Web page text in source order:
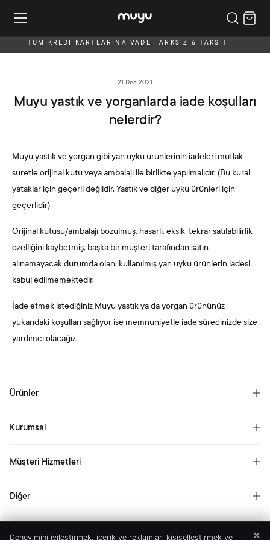
TÜM KREDİ KARTLARINA VADE FARKSIZ 6 TAKSİT
21 Dec 2021
Muyu yastık ve yorganlarda iade koşulları
nelerdir?
Muyu yastık ve yorgan gibi yan uyku ürünlerinin iadeleri mutlak
suretle orijinal kutu veya ambalajı ile birlikte yapılmalıdır. (Bu kural
yataklar için geçerli değildir. Yastık ve diğer uyku ürünleri için
geçerlidir)
Orijinal kutusu/ambalajı bozulmuş, hasarlı, eksik, tekrar satılabilirlik
özelliğini kaybetmiş, başka bir müşteri tarafından satın
alınamayacak durumda olan, kullanılmışyan uyku ürünlerin iadesi
kabul edilmemektedir.
İade etmek istediğiniz Muyu yastık ya da yorgan ürününüz
yukarıdaki koşulları sağlıyor ise memnuniyetle iade sürecinizde size
yardımcı olacağız.
Ürünler
Yastık
Kurumsal
Basın
Müşteri Hizmetleri
Diğer
Aydınlatma Metni